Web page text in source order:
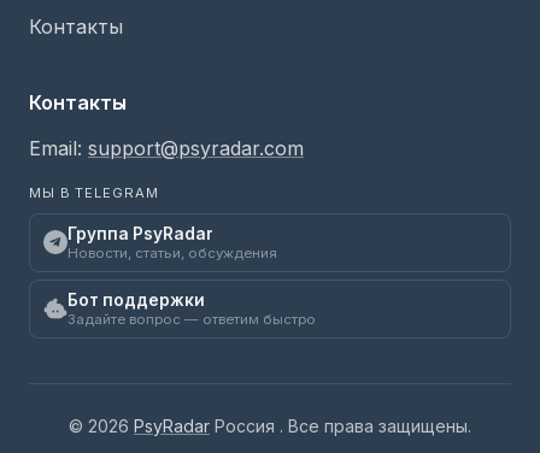
Контакты
Контакты
Email: support@psyradar.com
МЫ В TELEGRAM
Группа PsyRadar
Новости, статьи, обсуждения
Бот поддержки
Задайте вопрос — ответим быстро
© 2026 PsyRadar Россия . Все права защищены.